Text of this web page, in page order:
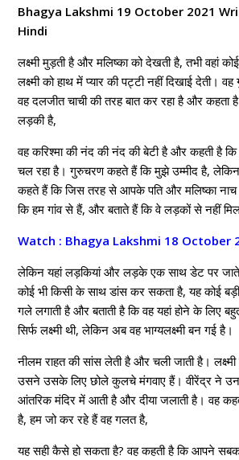
Bhagya Lakshmi 19 October 2021
Hindi
लक्ष्मी मुड़ती है और मलिष्का को देखती है, तभी वहां
लक्ष्मी को हाथ में प्यार की पट्टी नहीं दिखाई देती।
वह दलजीत चाची की तरह बात कर रहा है और कहता
लड़की है,
वह करिश्मा की नंद की नंद की बेटी है और कहती है
चल रहा है। गुरुचरण कहते हैं कि मुझे उम्मीद है,
कहते हैं कि जिस तरह से आपके पति और मलिष्का नाच
कि हम गांव से हैं, और बताते हैं कि वे लड़कों से नहीं
Watch : Bhagya Lakshmi 18 October
लेकिन यहां लड़कियां और लड़के एक साथ डेट पर
कोई भी किसी के साथ डांस कर सकता है, यह कोई
गले लगाती है और बताती है कि वह यहां होने के लिए
सिर्फ लक्ष्मी थी, लेकिन अब वह भाग्यलक्ष्मी बन गई है।
नीलम राहत की सांस लेती है और चली जाती है।
उसने उसके लिए छोले कुलचे मंगवाए हैं। वीरेंद्र ने
आंतरिक मंदिर में आती है और दीया जलाती है। वह
है, हम जो कर रहे हैं वह गलत है,
यह सही कैसे हो सकता है? वह कहती है कि आपने